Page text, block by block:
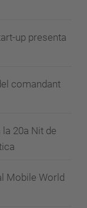
up presenta
comandant
20a Nit de
Mobile World